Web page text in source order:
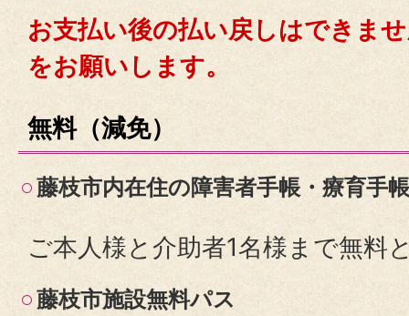
お支払い後の払い戻しはできま
をお願いします。
無料（減免）
藤枝市内在住の障害者手帳・療育手
ご本人様と介助者1名様まで無料
藤枝市施設無料パス